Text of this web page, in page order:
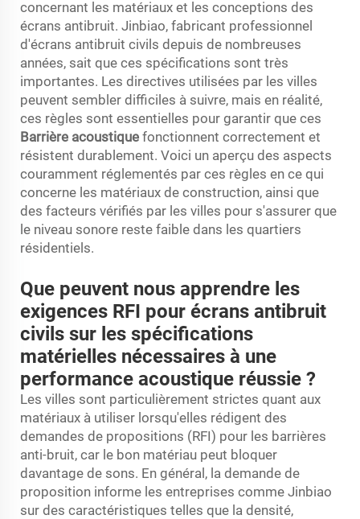
concernant les matériaux et les conceptions des
écrans antibruit. Jinbiao, fabricant professionnel
d'écrans antibruit civils depuis de nombreuses
années, sait que ces spécifications sont très
importantes. Les directives utilisées par les villes
peuvent sembler difficiles à suivre, mais en réalité,
ces règles sont essentielles pour garantir que ces
Barrière acoustique fonctionnent correctement et
résistent durablement. Voici un aperçu des aspects
couramment réglementés par ces règles en ce qui
concerne les matériaux de construction, ainsi que
des facteurs vérifiés par les villes pour s'assurer que
le niveau sonore reste faible dans les quartiers
résidentiels.
Que peuvent nous apprendre les
exigences RFI pour écrans antibruit
civils sur les spécifications
matérielles nécessaires à une
performance acoustique réussie ?
Les villes sont particulièrement strictes quant aux
matériaux à utiliser lorsqu'elles rédigent des
demandes de propositions (RFI) pour les barrières
anti-bruit, car le bon matériau peut bloquer
davantage de sons. En général, la demande de
proposition informe les entreprises comme Jinbiao
sur des caractéristiques telles que la densité,